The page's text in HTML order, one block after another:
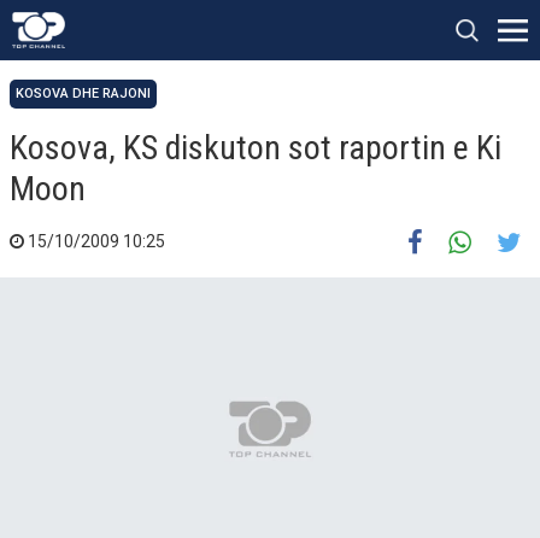
KOSOVA DHE RAJONI
Kosova, KS diskuton sot raportin e Ki
Moon
15/10/2009 10:25